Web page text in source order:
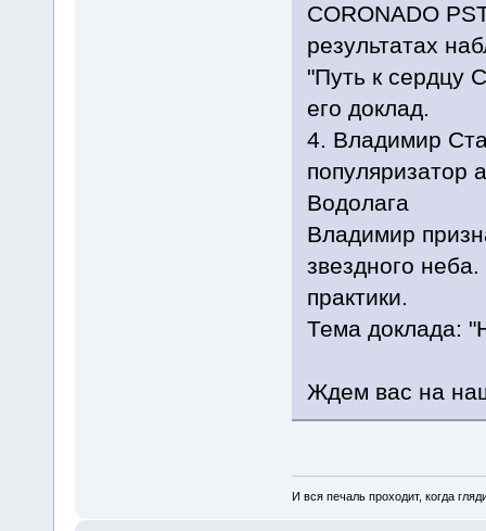
CORONADO
результатах
"Путь к сердцу
его доклад.
4. Владимир
популяризатор
Водолага
Владимир
звездного
практики.
Тема доклада:
Ждем вас на
И вся печаль проходит, когда